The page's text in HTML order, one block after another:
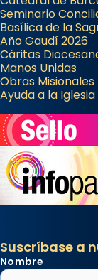
Seminario
Basílica de la
Año Gaudí 2026
Cáritas
Manos Unidas
Obras
Ayuda a la
Suscríbase a
Nombre